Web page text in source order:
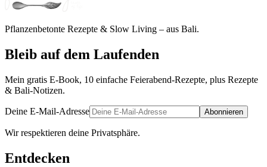
Pflanzenbetonte Rezepte & Slow Living – aus Bali.
Bleib auf dem Laufenden
Mein gratis E-Book, 10 einfache Feierabend-Rezepte, plus Rezepte
& Bali-Notizen.
Deine E-Mail-Adresse Abonnieren
Wir respektieren deine Privatsphäre.
Entdecken